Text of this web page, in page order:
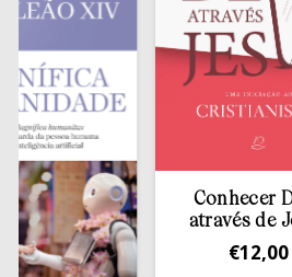
Conhecer Deus
através de Jesus
12,00